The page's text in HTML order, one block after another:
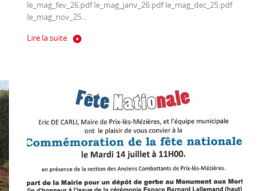
le_mag_fev_26.pdf le_mag_janv_26.pdf le_mag_dec_25.pdf
le_mag_nov_25...
Lire la suite